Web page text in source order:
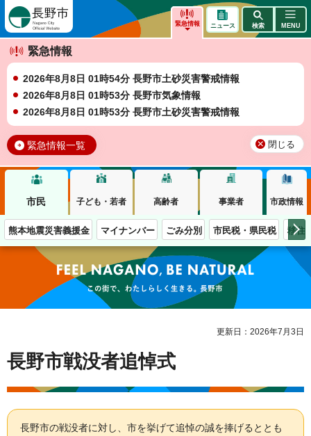
緊急情報
緊急情報
2026年8月8日 01時54分 長野市土砂災害警戒情報
2026年8月8日 01時53分 長野市気象情報
2026年8月8日 01時53分 長野市土砂災害警戒情報
緊急情報一覧 閉じる
ニュース 検索 MENU
市民 子ども・若者 高齢者 事業者 市政情報
熊本地震災害義援金 マイナンバー ごみ分別 市民税・県民税 移住
この街で、わたしらしく生きる。長野市
更新日：2026年7月3日
長野市戦没者追悼式
長野市の戦没者に対し、市を挙げて追悼の誠を捧げるととも